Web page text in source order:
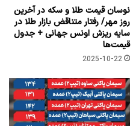
نوسان قیمت طلا و سکه در آخرین
روز مهر/ رفتار متناقض بازار طلا در
سایه ریزش اونس جهانی + جدول
قیمت‌ها
2025-10-22